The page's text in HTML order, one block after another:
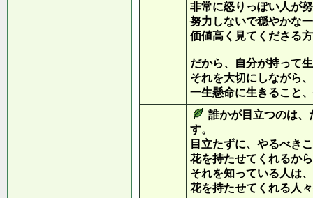
非常に怒りっぽい人が
努力しないで穏やかな
価値高く見てくださる
だから、自分が持って
それを大切にしながら
一生懸命に生きること
誰かが目立つのは、
す。
目立たずに、やるべき
花を持たせてくれるか
それを知っている人は、
花を持たせてくれる人